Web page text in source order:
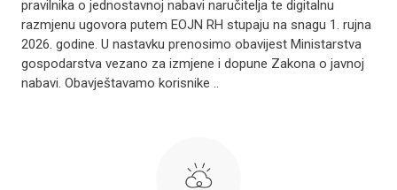
pravilnika o jednostavnoj nabavi naručitelja te digitalnu
razmjenu ugovora putem EOJN RH stupaju na snagu 1. rujna
2026. godine. U nastavku prenosimo obavijest Ministarstva
gospodarstva vezano za izmjene i dopune Zakona o javnoj
nabavi. Obavještavamo korisnike ..